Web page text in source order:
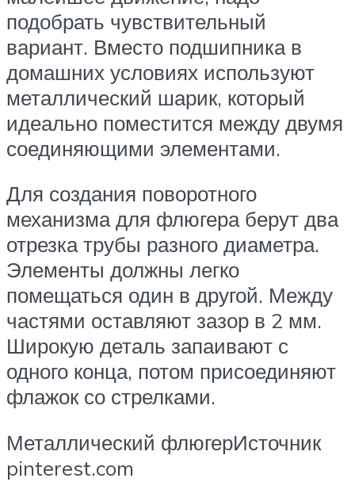
подобрать чувствительный
вариант. Вместо подшипника в
домашних условиях используют
металлический шарик, который
идеально поместится между двумя
соединяющими элементами.
Для создания поворотного
механизма для флюгера берут два
отрезка трубы разного диаметра.
Элементы должны легко
помещаться один в другой. Между
частями оставляют зазор в 2 мм.
Широкую деталь запаивают с
одного конца, потом присоединяют
флажок со стрелками.
Металлический флюгерИсточник
pinterest.com